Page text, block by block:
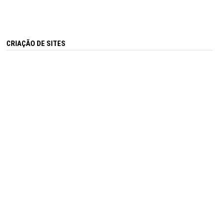
CRIAÇÃO DE SITES